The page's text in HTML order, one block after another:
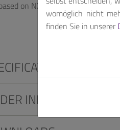
on NXP™ i.MX 8X series,
INFO
womöglich nicht
finden Sie in unserer